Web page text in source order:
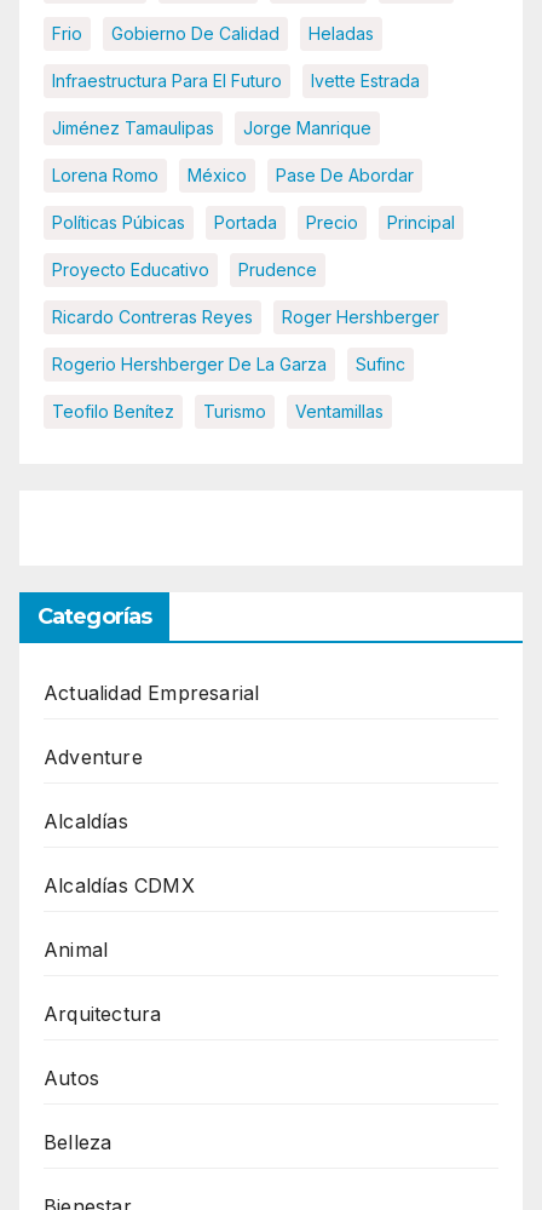
Frio Gobierno De Calidad Heladas
Infraestructura Para El Futuro Ivette Estrada
Jiménez Tamaulipas Jorge Manrique
Lorena Romo México Pase De Abordar
Políticas Púbicas Portada Precio Principal
Proyecto Educativo Prudence
Ricardo Contreras Reyes Roger Hershberger
Rogerio Hershberger De La Garza Sufinc
Teofilo Benítez Turismo Ventamillas
Categorías
Actualidad Empresarial
Adventure
Alcaldías
Alcaldías CDMX
Animal
Arquitectura
Autos
Belleza